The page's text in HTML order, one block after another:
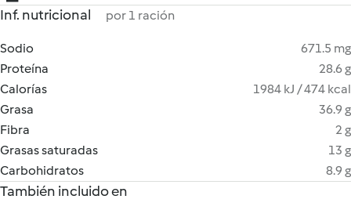
Inf. nutricional por 1 ración
Sodio
671.5 mg
Proteína
28.6 g
Calorías
1984 kJ / 474 kcal
Grasa
36.9 g
Fibra
2 g
Grasas saturadas
13 g
Carbohidratos
8.9 g
También incluido en